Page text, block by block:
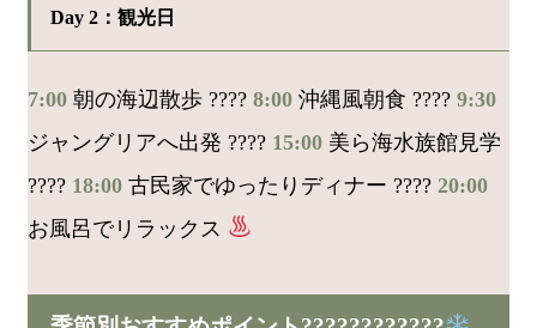
Day 2：観光日
7:00 朝の海辺散歩 ???? 8:00 沖縄風朝食 ???? 9:30
ジャングリアへ出発 ???? 15:00 美ら海水族館見学
???? 18:00 古民家でゆったりディナー ????️ 20:00
お風呂でリラックス